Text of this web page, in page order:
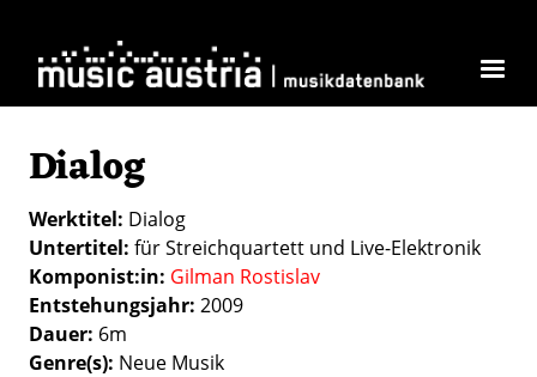
Dialog
Werktitel Dialog
Untertitel für Streichquartett und Live-Elektronik
Komponist:in Gilman Rostislav
Entstehungsjahr 2009
Dauer 6m
Genre(s) Neue Musik